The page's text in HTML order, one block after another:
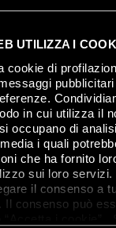
UTILIZZA I
cookie di
in cui utilizza il
occupano di
i quali
che ha fornito
sui loro
il consenso a
. Il consenso può